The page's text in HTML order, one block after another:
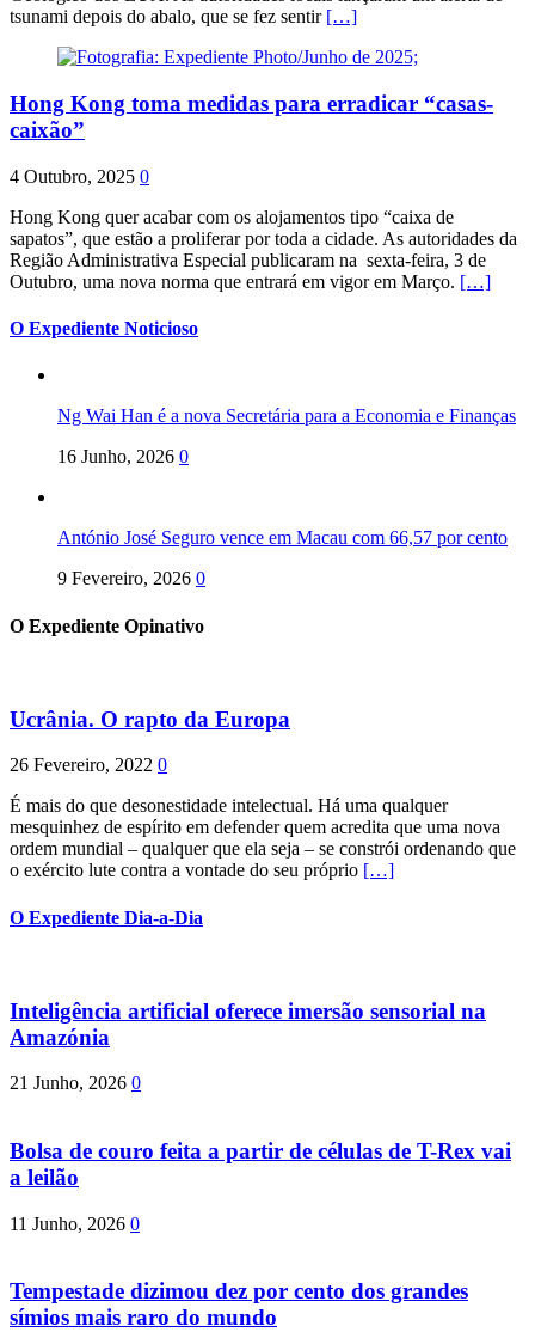
tsunami depois do abalo, que se fez sentir […]
Hong Kong toma medidas para erradicar “casas-
caixão”
4 Outubro, 2025 0
Hong Kong quer acabar com os alojamentos tipo “caixa de
sapatos”, que estão a proliferar por toda a cidade. As autoridades da
Região Administrativa Especial publicaram na sexta-feira, 3 de
Outubro, uma nova norma que entrará em vigor em Março. […]
O Expediente Noticioso
Ng Wai Han é a nova Secretária para a Economia e Finanças
16 Junho, 2026 0
António José Seguro vence em Macau com 66,57 por cento
9 Fevereiro, 2026 0
O Expediente Opinativo
Ucrânia. O rapto da Europa
26 Fevereiro, 2022 0
É mais do que desonestidade intelectual. Há uma qualquer
mesquinhez de espírito em defender quem acredita que uma nova
ordem mundial – qualquer que ela seja – se constrói ordenando que
o exército lute contra a vontade do seu próprio […]
O Expediente Dia-a-Dia
Inteligência artificial oferece imersão sensorial na
Amazónia
21 Junho, 2026 0
Bolsa de couro feita a partir de células de T-Rex vai
a leilão
11 Junho, 2026 0
Tempestade dizimou dez por cento dos grandes
símios mais raro do mundo